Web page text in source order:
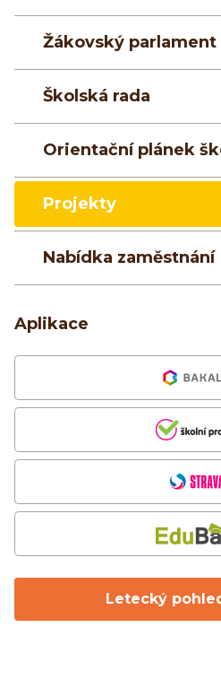
Žákovský parlament
Školská rada
Orientační plánek
Projekty
Nabídka zaměstnání
Aplikace
Letecký